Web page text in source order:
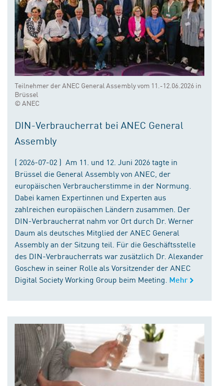
Teilnehmer der ANEC General Assembly vom 11.-12.06.2026 in
Brüssel
© ANEC
DIN-Verbraucherrat bei ANEC General
Assembly
( 2026-07-02 ) Am 11. und 12. Juni 2026 tagte in
Brüssel die General Assembly von ANEC, der
europäischen Verbraucherstimme in der Normung.
Dabei kamen Expertinnen und Experten aus
zahlreichen europäischen Ländern zusammen. Der
DIN-Verbraucherrat nahm vor Ort durch Dr. Werner
Daum als deutsches Mitglied der ANEC General
Assembly an der Sitzung teil. Für die Geschäftsstelle
des DIN-Verbraucherrats war zusätzlich Dr. Alexander
Goschew in seiner Rolle als Vorsitzender der ANEC
Digital Society Working Group beim Meeting. Mehr